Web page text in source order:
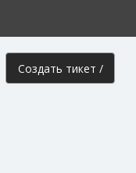
Создать тикет /